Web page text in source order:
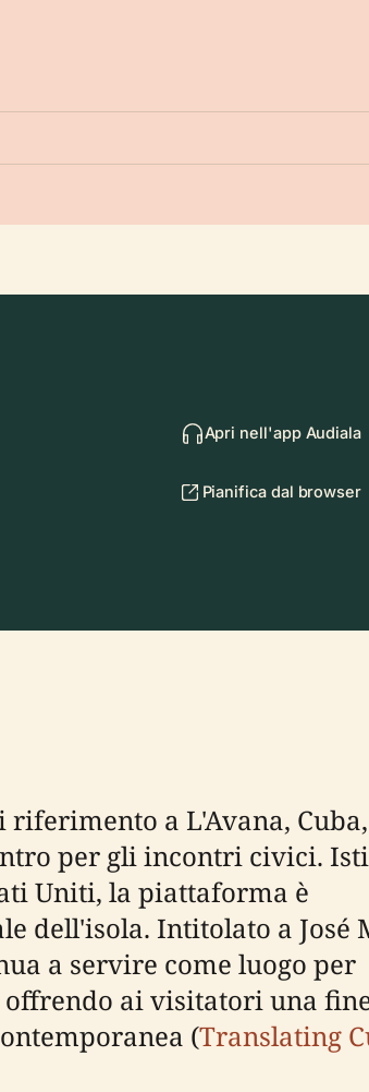
Apri nell'app Audiala
Pianifica dal browser
a L'Avana, Cuba,
per gli incontri civici.
Uniti, la piattaforma è
dell'isola. Intitolato a José
a servire come luogo per
ai visitatori una
(Translating